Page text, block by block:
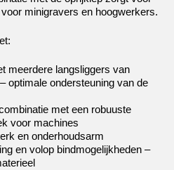
minigravers en hoogwerkers.
meerdere langsliggers van
optimale ondersteuning van de
met een robuuste
voor machines
en onderhoudsarm
en volop bindmogelijkheden –